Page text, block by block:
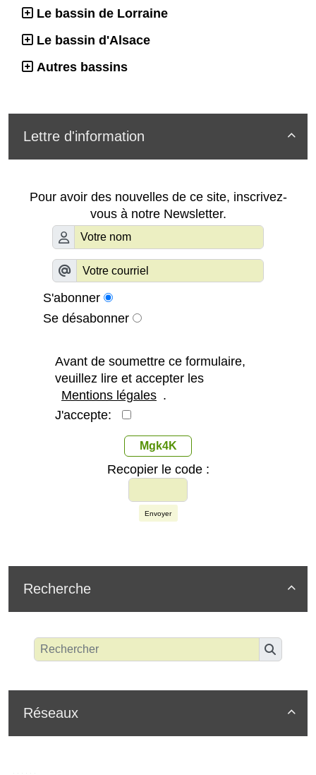
Le bassin de Lorraine
Le bassin d'Alsace
Autres bassins

Lettre d'information
Pour avoir des nouvelles de ce site, inscrivez-
vous à notre Newsletter.
S'abonner
Se désabonner
Avant de soumettre ce formulaire,
veuillez lire et accepter les
Mentions légales .
J'accepte:
Mgk4K
Recopier le code :
Envoyer

Recherche

Réseaux